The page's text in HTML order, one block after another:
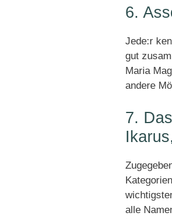
6.
Jede:r
gut
Maria
andere
7.
alle